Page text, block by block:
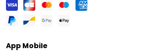
App Mobile